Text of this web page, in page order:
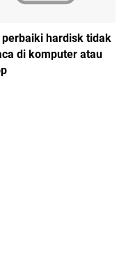
perbaiki hardisk tidak
di komputer atau